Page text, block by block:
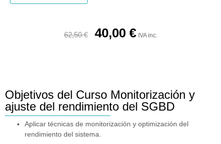
62,50€ 40,00 € IVA inc.
Objetivos del Curso Monitorización y
ajuste del rendimiento del SGBD
Aplicar técnicas de monitorización y optimización del
rendimiento del sistema.